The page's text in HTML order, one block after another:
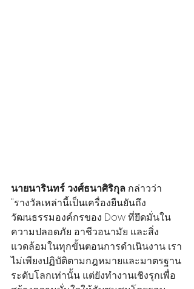
นายนารินทร์ วงศ์ธนาศิริกุล กล่าวว่า
"รางวัลเหล่านี้เป็นเครื่องยืนยันถึง
วัฒนธรรมองค์กรของ Dow ที่ยึดมั่นใน
ความปลอดภัย อาชีวอนามัย และสิ่ง
แวดล้อมในทุกขั้นตอนการดำเนินงาน เรา
ไม่เพียงปฏิบัติตามกฎหมายและมาตรฐาน
ระดับโลกเท่านั้น แต่ยังทำงานเชิงรุกเพื่อ